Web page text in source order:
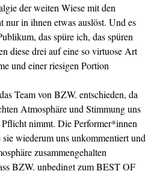
der weiten Wiese mit den
nur in ihnen etwas auslöst. Und es
das spüre ich, das spüren
diese drei auf eine so virtuose Art
und einer riesigen Portion
Team von BZW. entschieden, da
Atmosphäre und Stimmung uns
nimmt. Die Performer*innen
wiederum uns unkommentiert und
zusammengehalten
BZW. unbedingt zum BEST OF